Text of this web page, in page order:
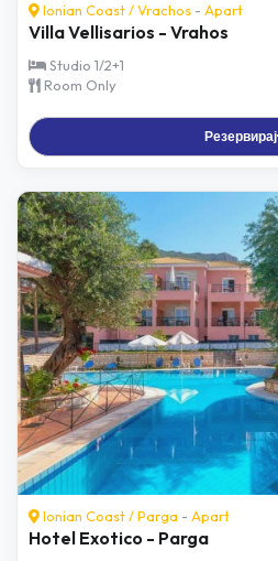
Ionian Coast/Vrachos - Apart
Villa Vellisarios - Vrahos
Studio 1/2+1
Room Only
Резервирај
Ionian Coast/Parga - Apart
Hotel Exotico - Parga